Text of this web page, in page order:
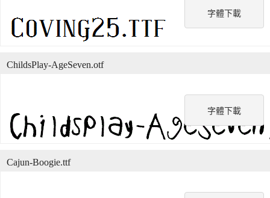
字體下載
字體下載
ChildsPlay-AgeSeven.otf
Cajun-Boogie.ttf